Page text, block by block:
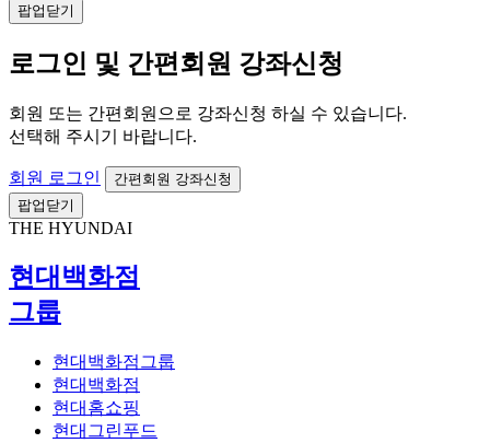
팝업닫기
로그인 및 간편회원 강좌신청
회원 또는 간편회원으로 강좌신청 하실 수 있습니다.
선택해 주시기 바랍니다.
회원 로그인
간편회원 강좌신청
팝업닫기
THE HYUNDAI
현대백화점
그룹
현대백화점그룹
현대백화점
현대홈쇼핑
현대그린푸드